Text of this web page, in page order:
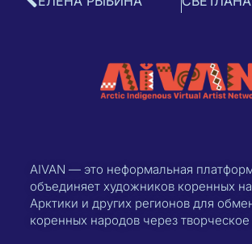
AIVAN — это неформальная
объединяет художников коренных
Арктики и других регионов для
коренных народов через творческое